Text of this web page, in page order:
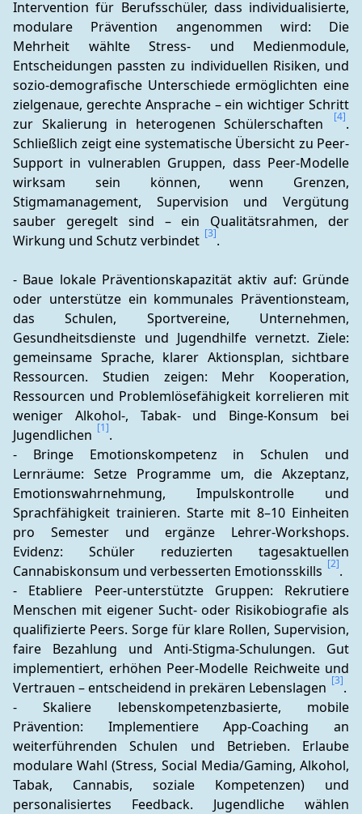
Intervention für Berufsschüler, dass individualisierte,
modulare Prävention angenommen wird: Die
Mehrheit wählte Stress- und Medienmodule,
Entscheidungen passten zu individuellen Risiken, und
sozio-demografische Unterschiede ermöglichten eine
zielgenaue, gerechte Ansprache – ein wichtiger Schritt
zur Skalierung in heterogenen Schülerschaften
[4].
Schließlich zeigt eine systematische Übersicht zu Peer-
Support in vulnerablen Gruppen, dass Peer-Modelle
wirksam sein können, wenn Grenzen,
Stigmamanagement, Supervision und Vergütung
sauber geregelt sind – ein Qualitätsrahmen, der
Wirkung und Schutz verbindet [3].
- Baue lokale Präventionskapazität aktiv auf: Gründe
oder unterstütze ein kommunales Präventionsteam,
das Schulen, Sportvereine, Unternehmen,
Gesundheitsdienste und Jugendhilfe vernetzt. Ziele:
gemeinsame Sprache, klarer Aktionsplan, sichtbare
Ressourcen. Studien zeigen: Mehr Kooperation,
Ressourcen und Problemlösefähigkeit korrelieren mit
weniger Alkohol-, Tabak- und Binge-Konsum bei
Jugendlichen [1].
- Bringe Emotionskompetenz in Schulen und
Lernräume: Setze Programme um, die Akzeptanz,
Emotionswahrnehmung, Impulskontrolle und
Sprachfähigkeit trainieren. Starte mit 8–10 Einheiten
pro Semester und ergänze Lehrer-Workshops.
Evidenz: Schüler reduzierten tagesaktuellen
Cannabiskonsum und verbesserten Emotionsskills [2].
- Etabliere Peer-unterstützte Gruppen: Rekrutiere
Menschen mit eigener Sucht- oder Risikobiografie als
qualifizierte Peers. Sorge für klare Rollen, Supervision,
faire Bezahlung und Anti-Stigma-Schulungen. Gut
implementiert, erhöhen Peer-Modelle Reichweite und
Vertrauen – entscheidend in prekären Lebenslagen [3].
- Skaliere lebenskompetenzbasierte, mobile
Prävention: Implementiere App-Coaching an
weiterführenden Schulen und Betrieben. Erlaube
modulare Wahl (Stress, Social Media/Gaming, Alkohol,
Tabak, Cannabis, soziale Kompetenzen) und
personalisiertes Feedback. Jugendliche wählen